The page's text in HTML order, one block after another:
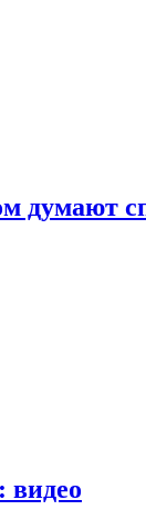
думают
видео